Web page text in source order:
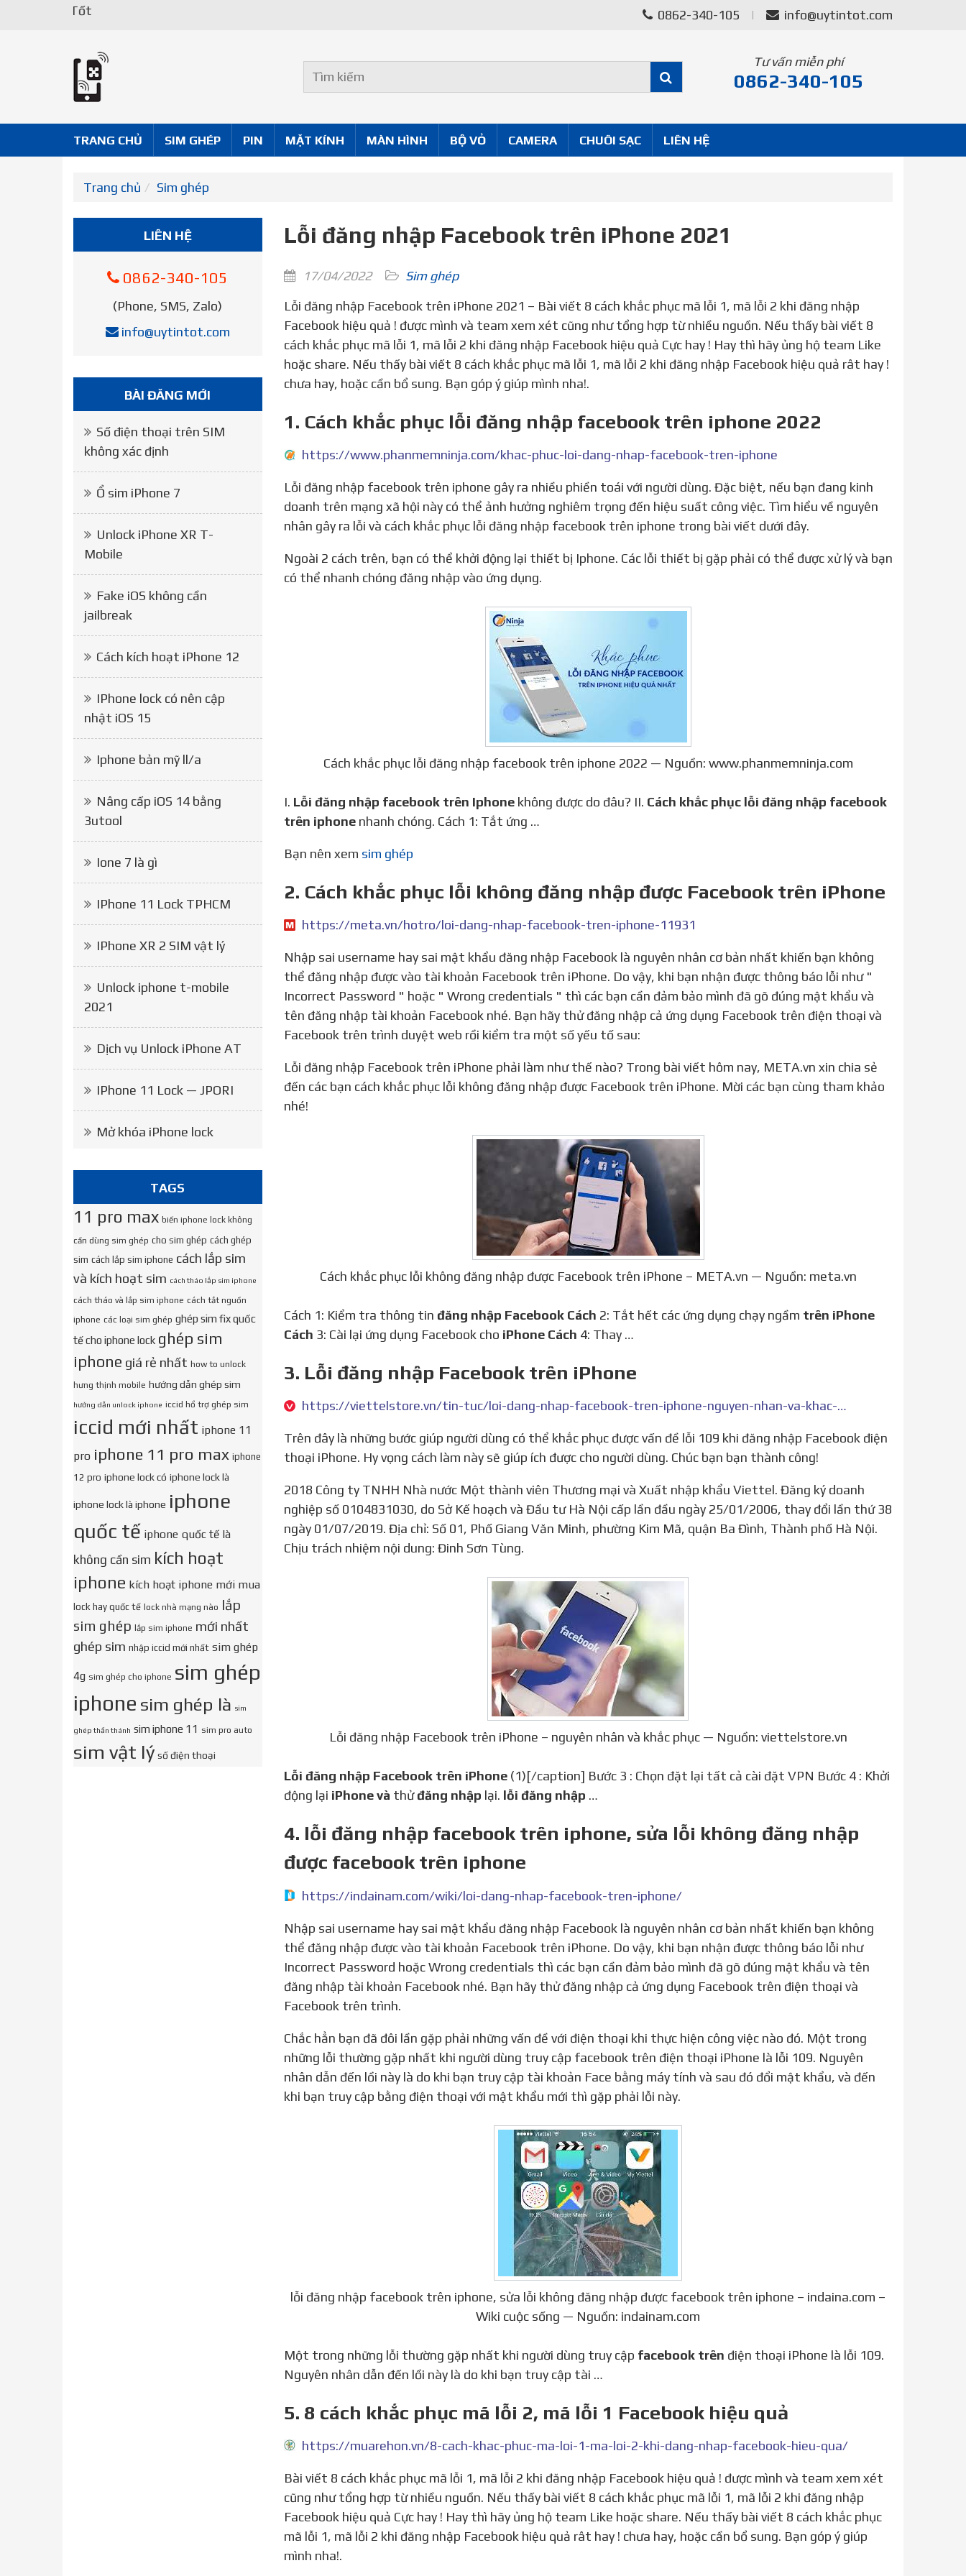
0862-340-105 info@uytintot.com
Tư vấn miễn phí
0862-340-105
TRANG CHỦ SIM GHÉP PIN MẶT KÍNH MÀN HÌNH BỘ VỎ CAMERA CHUÔI SẠC LIÊN HỆ
Trang chủ Sim ghép
Lỗi đăng nhập Facebook trên iPhone 2021
17/04/2022
Sim ghép
Lỗi đăng nhập Facebook trên iPhone 2021 – Bài viết 8 cách khắc phục mã lỗi 1, mã lỗi 2 khi đăng nhập
Facebook hiệu quả ! được mình và team xem xét cũng như tổng hợp từ nhiều nguồn. Nếu thấy bài viết 8
cách khắc phục mã lỗi 1, mã lỗi 2 khi đăng nhập Facebook hiệu quả Cực hay ! Hay thì hãy ủng hộ team Like
hoặc share. Nếu thấy bài viết 8 cách khắc phục mã lỗi 1, mã lỗi 2 khi đăng nhập Facebook hiệu quả rât hay !
chưa hay, hoặc cần bổ sung. Bạn góp ý giúp mình nha!.
1. Cách khắc phục lỗi đăng nhập facebook trên iphone 2022
https://www.phanmemninja.com/khac-phuc-loi-dang-nhap-facebook-tren-iphone
Lỗi đăng nhập facebook trên iphone gây ra nhiều phiền toái với người dùng. Đặc biệt, nếu bạn đang kinh
doanh trên mạng xã hội này có thể ảnh hưởng nghiêm trọng đến hiệu suất công việc. Tìm hiểu về nguyên
nhân gây ra lỗi và cách khắc phục lỗi đăng nhập facebook trên iphone trong bài viết dưới đây.
Ngoài 2 cách trên, bạn có thể khởi động lại thiết bị Iphone. Các lỗi thiết bị gặp phải có thể được xử lý và bạn
có thể nhanh chóng đăng nhập vào ứng dụng.
Cách khắc phục lỗi đăng nhập facebook trên iphone 2022 — Nguồn: www.phanmemninja.com
Lỗi đăng nhập facebook trên Iphonekhông được do đâu? II. Cách khắc phục lỗi đăng nhập facebook
trên iphonenhanh chóng. Cách 1: Tắt ứng …
Bạn nên xem sim ghép
2. Cách khắc phục lỗi không đăng nhập được Facebook trên iPhone
https://meta.vn/hotro/loi-dang-nhap-facebook-tren-iphone-11931
Nhập sai username hay sai mật khẩu đăng nhập Facebook là nguyên nhân cơ bản nhất khiến bạn không
thể đăng nhập được vào tài khoản Facebook trên iPhone. Do vậy, khi bạn nhận được thông báo lỗi như "
Incorrect Password " hoặc " Wrong credentials " thì các bạn cần đảm bảo mình đã gõ đúng mật khẩu và
tên đăng nhập tài khoản Facebook nhé. Bạn hãy thử đăng nhập cả ứng dụng Facebook trên điện thoại và
Facebook trên trình duyệt web rồi kiểm tra một số yếu tố sau:
Lỗi đăng nhập Facebook trên iPhone phải làm như thế nào? Trong bài viết hôm nay, META.vn xin chia sẻ
đến các bạn cách khắc phục lỗi không đăng nhập được Facebook trên iPhone. Mời các bạn cùng tham khảo
nhé!
Cách khắc phục lỗi không đăng nhập được Facebook trên iPhone – META.vn — Nguồn: meta.vn
Cách 1: Kiểm tra thông tin đăng nhập Facebook Cách 2: Tắt hết các ứng dụng chạy ngầm trên iPhone
Cách 3: Cài lại ứng dụng Facebook cho iPhone Cách 4: Thay …
3. Lỗi đăng nhập Facebook trên iPhone
https://viettelstore.vn/tin-tuc/loi-dang-nhap-facebook-tren-iphone-nguyen-nhan-va-khac-phuc
Trên đây là những bước giúp người dùng có thể khắc phục được vấn đề lỗi 109 khi đăng nhập Facebook điện
thoại iPhone. Hy vọng cách làm này sẽ giúp ích được cho người dùng. Chúc bạn bạn thành công!
2018 Công ty TNHH Nhà nước Một thành viên Thương mại và Xuất nhập khẩu Viettel. Đăng ký doanh
nghiệp số 0104831030, do Sở Kế hoạch và Đầu tư Hà Nội cấp lần đầu ngày 25/01/2006, thay đổi lần thứ 38
ngày 01/07/2019. Địa chỉ: Số 01, Phố Giang Văn Minh, phường Kim Mã, quận Ba Đình, Thành phố Hà Nội.
Chịu trách nhiệm nội dung: Đinh Sơn Tùng.
Lỗi đăng nhập Facebook trên iPhone – nguyên nhân và khắc phục — Nguồn: viettelstore.vn
Lỗi đăng nhập Facebook trên iPhone(1)[/caption] Bước 3 : Chọn đặt lại tất cả cài đặt VPN Bước 4 : Khởi
động lại iPhone và thửđăng nhập lại. lỗi đăng nhập …
4. lỗi đăng nhập facebook trên iphone, sửa lỗi không đăng nhập
được facebook trên iphone
https://indainam.com/wiki/loi-dang-nhap-facebook-tren-iphone/
Nhập sai username hay sai mật khẩu đăng nhập Facebook là nguyên nhân cơ bản nhất khiến bạn không
thể đăng nhập được vào tài khoản Facebook trên iPhone. Do vậy, khi bạn nhận được thông báo lỗi như
Incorrect Password hoặc Wrong credentials thì các bạn cần đảm bảo mình đã gõ đúng mật khẩu và tên
đăng nhập tài khoản Facebook nhé. Bạn hãy thử đăng nhập cả ứng dụng Facebook trên điện thoại và
Facebook trên trình.
Chắc hẳn bạn đã đôi lần gặp phải những vấn đề với điện thoại khi thực hiện công việc nào đó. Một trong
những lỗi thường gặp nhất khi người dùng truy cập facebook trên điện thoại iPhone là lỗi 109. Nguyên
nhân dẫn đến lồi này là do khi bạn truy cập tài khoản Face bằng máy tính và sau đó đổi mật khẩu, và đến
khi bạn truy cập bằng điện thoại với mật khẩu mới thì gặp phải lỗi này.
lỗi đăng nhập facebook trên iphone, sửa lỗi không đăng nhập được facebook trên iphone – indaina.com –
Wiki cuộc sống — Nguồn: indainam.com
Một trong những lỗi thường gặp nhất khi người dùng truy cập facebook trên điện thoại iPhone là lỗi 109.
Nguyên nhân dẫn đến lồi này là do khi bạn truy cập tài …
5. 8 cách khắc phục mã lỗi 2, mã lỗi 1 Facebook hiệu quả
https://muarehon.vn/8-cach-khac-phuc-ma-loi-1-ma-loi-2-khi-dang-nhap-facebook-hieu-qua/
Bài viết 8 cách khắc phục mã lỗi 1, mã lỗi 2 khi đăng nhập Facebook hiệu quả ! được mình và team xem xét
cũng như tổng hợp từ nhiều nguồn. Nếu thấy bài viết 8 cách khắc phục mã lỗi 1, mã lỗi 2 khi đăng nhập
Facebook hiệu quả Cực hay ! Hay thì hãy ủng hộ team Like hoặc share. Nếu thấy bài viết 8 cách khắc phục
mã lỗi 1, mã lỗi 2 khi đăng nhập Facebook hiệu quả rât hay ! chưa hay, hoặc cần bổ sung. Bạn góp ý giúp
mình nha!.
LIÊN HỆ
0862-340-105
(Phone, SMS, Zalo)
info@uytintot.com
BÀI ĐĂNG MỚI
Số điện thoại trên SIM
không xác định
Ổ sim iPhone 7
Unlock iPhone XR T-
Mobile
Fake iOS không cần
jailbreak
Cách kích hoạt iPhone 12
IPhone lock có nên cập
nhật iOS 15
Iphone bản mỹ ll/a
Nâng cấp iOS 14 bằng
3utool
Ione 7 là gì
IPhone 11 Lock TPHCM
IPhone XR 2 SIM vật lý
Unlock iphone t-mobile
2021
Dịch vụ Unlock iPhone AT
IPhone 11 Lock — JPORI
Mở khóa iPhone lock
TAGS
11 pro max biến iphone lock không
cần dùng sim ghép cho sim ghép cách ghép
sim cách lắp sim iphone cách lắp sim
và kích hoạt sim cách tháo lắp sim iphone
cách tháo và lắp sim iphone cách tắt nguồn
iphone các loại sim ghép ghép sim fix quốc
tế cho iphone lock ghép sim
iphone giá rẻ nhất how to unlock
hưng thịnh mobile hướng dẫn ghép sim
hướng dẫn unlock iphone iccid hổ trợ ghép sim
iccid mới nhất iphone 11
pro iphone 11 pro max iphone
12 pro iphone lock có iphone lock là
iphone lock là iphone iphone
quốc tế iphone quốc tế là
không cần sim kích hoạt
iphone kích hoạt iphone mới mua
lock hay quốc tế lock nhà mạng nào lắp
sim ghép lắp sim iphone mới nhất
ghép sim nhập iccid mới nhất sim ghép
4g sim ghép cho iphone sim ghép
iphone sim ghép là sim
ghép thần thánh sim iphone 11 sim pro auto
sim vật lý số điện thoại